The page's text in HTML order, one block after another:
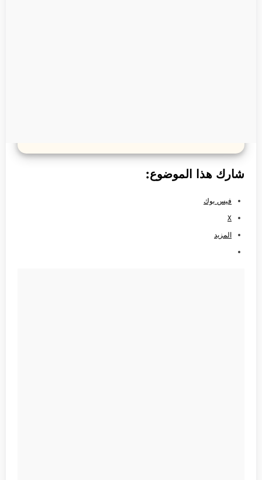
شارك هذا الموضوع:
فيس بوك
X
المزيد